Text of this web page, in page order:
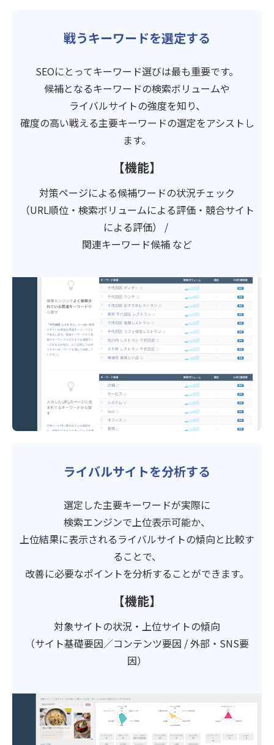
戦うキーワードを選定する
SEOにとってキーワード選びは最も重要です。
候補となるキーワードの検索ボリュームや
ライバルサイトの強度を知り、
確度の高い戦える主要キーワードの選定をアシストし
ます。
【機能】
対策ページによる候補ワードの状況チェック
（URL順位・検索ボリュームによる評価・競合サイト
による評価） /
関連キーワード候補 など
ライバルサイトを分析する
選定した主要キーワードが実際に
検索エンジンで上位表示可能か、
上位結果に表示されるライバルサイトの傾向と比較す
ることで、
改善に必要なポイントを分析することができます。
【機能】
対象サイトの状況・上位サイトの傾向
（サイト基礎要因／コンテンツ要因 / 外部・SNS要
因）